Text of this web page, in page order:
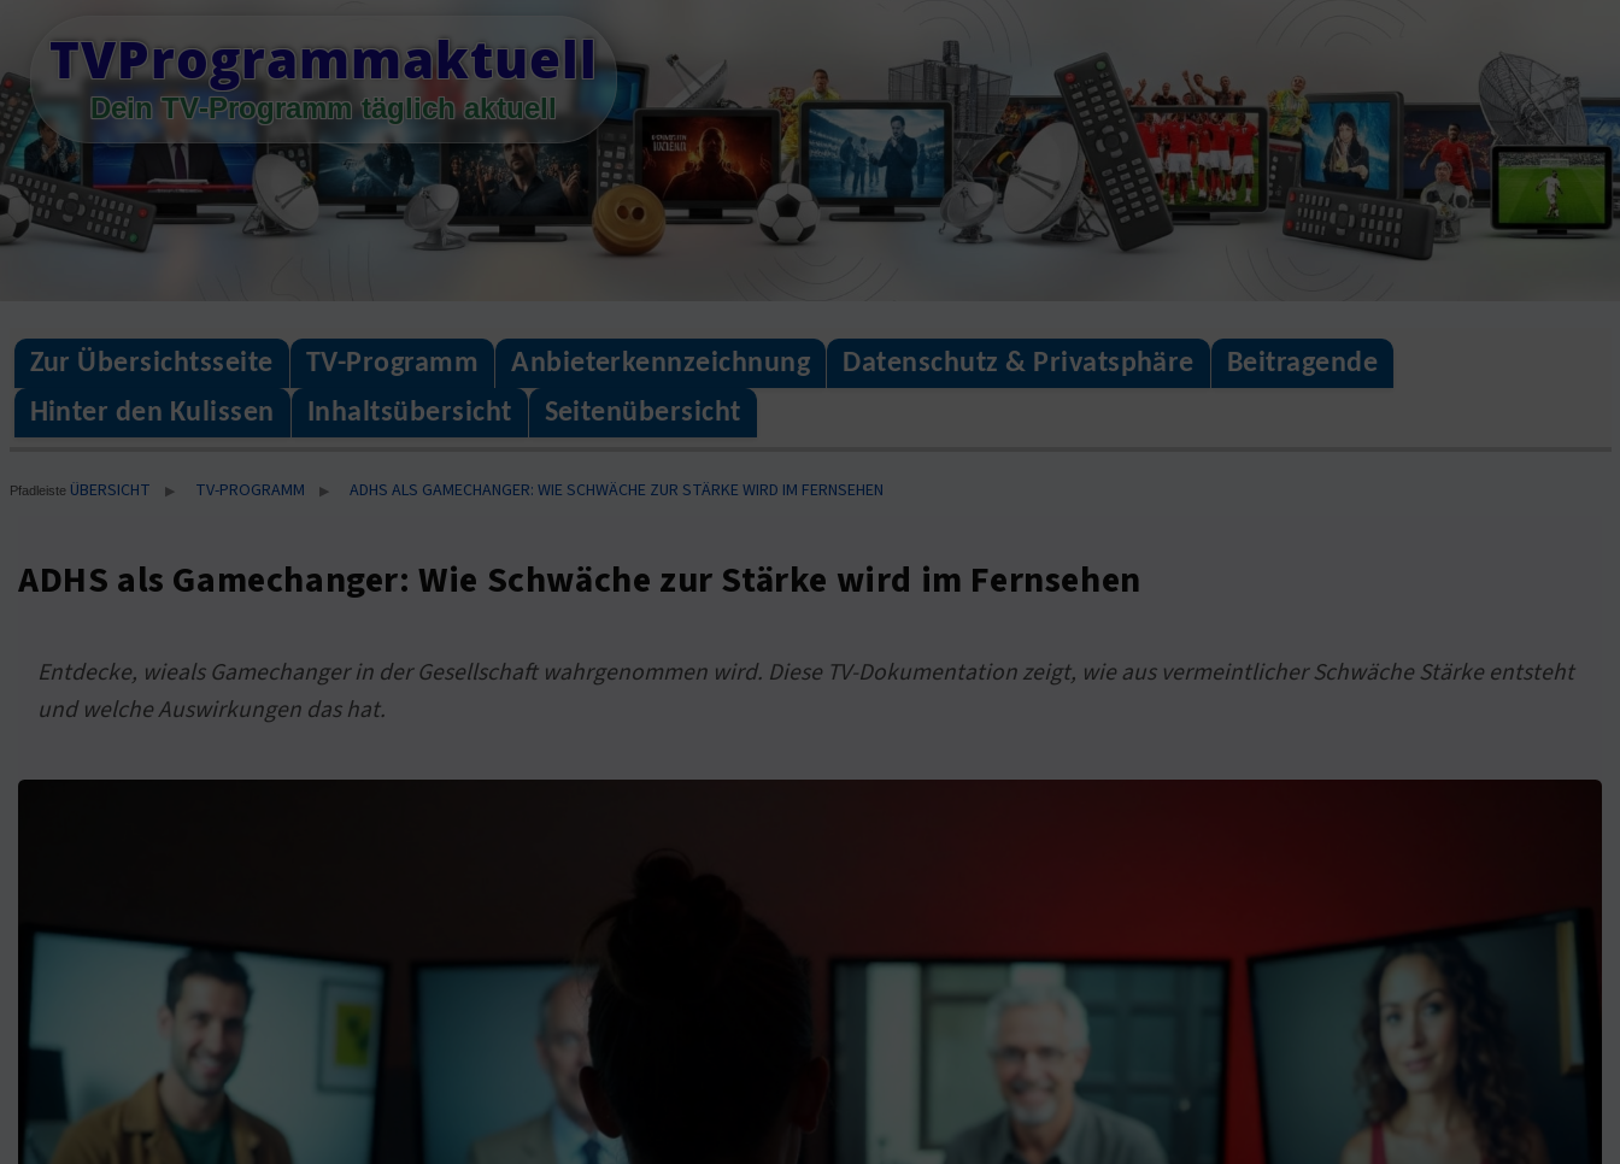
content
TVProgrammaktuell
Dein TV-Programm täglich aktuell
Zur Übersichtsseite TV-Programm Anbieterkennzeichnung Datenschutz & Privatsphäre
Beitragende
Hinter den Kulissen
Inhaltsübersicht Seitenübersicht
Pfadleiste ÜBERSICHT ▶ TV-PROGRAMM ▶ ADHS ALS GAMECHANGER: WIE SCHWÄCHE ZUR STÄRKE WIRD IM FERNSEHEN
ADHS als Gamechanger: Wie Schwäche zur Stärke wird im Fernsehen
Entdecke, wieals Gamechanger in der Gesellschaft wahrgenommen wird. Diese TV-Dokumentation zeigt, wie aus vermeintlicher Schwäche Stärke entsteht
und welche Auswirkungen das hat.